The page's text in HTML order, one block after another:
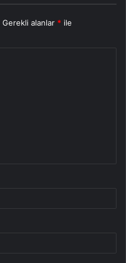
Gerekli alanlar * ile